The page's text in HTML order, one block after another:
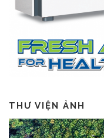
THƯ VIỆN ẢNH